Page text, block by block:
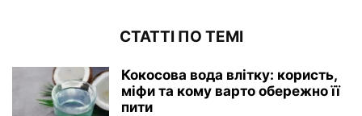
СТАТТІ ПО ТЕМІ
Кокосова вода влітку: користь,
міфи та кому варто обережно її
пити